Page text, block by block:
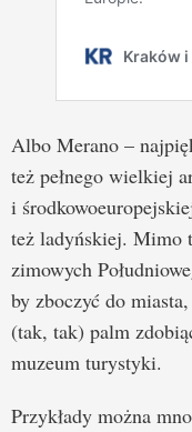
Albo Merano –
też pełnego wielkiej
i
też ladyńskiej. Mimo
zimowych
by zboczyć do
(tak, tak) palm
muzeum turystyki.
Przykłady można